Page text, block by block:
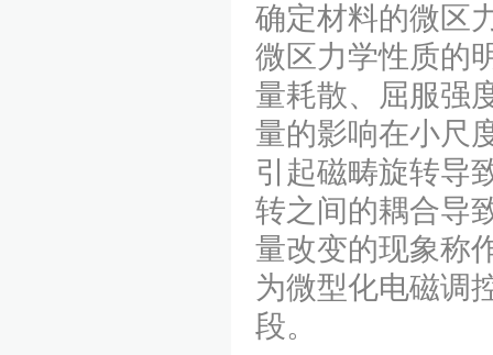
确定材料的微区
微区力学性质的
量耗散、屈服强
量的影响在小尺
引起磁畴旋转导
转之间的耦合导
量改变的现象称
为微型化电磁调
段。